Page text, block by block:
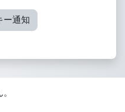
ー通知